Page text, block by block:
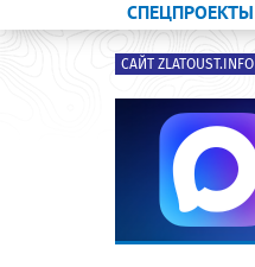
СПЕЦПРОЕКТЫ
САЙТ ZLATOUST.INFO